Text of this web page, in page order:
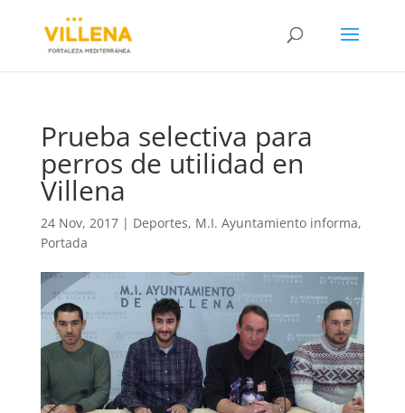
Prueba selectiva para
perros de utilidad en
Villena
24 Nov, 2017| Deportes, M.I. Ayuntamiento informa,
Portada